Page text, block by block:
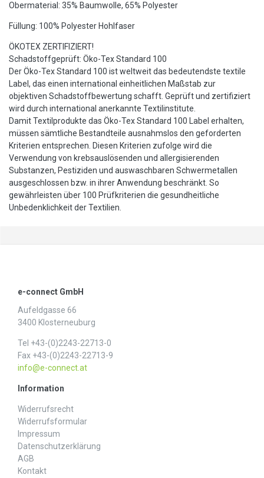
Obermaterial: 35% Baumwolle, 65% Polyester
Füllung: 100% Polyester Hohlfaser
ÖKOTEX ZERTIFIZIERT!
Schadstoffgeprüft: Öko-Tex Standard 100
Der Öko-Tex Standard 100 ist weltweit das bedeutendste textile
Label, das einen international einheitlichen Maßstab zur
objektiven Schadstoffbewertung schafft. Geprüft und zertifiziert
wird durch international anerkannte Textilinstitute.
Damit Textilprodukte das Öko-Tex Standard 100 Label erhalten,
müssen sämtliche Bestandteile ausnahmslos den geforderten
Kriterien entsprechen. Diesen Kriterien zufolge wird die
Verwendung von krebsauslösenden und allergisierenden
Substanzen, Pestiziden und auswaschbaren Schwermetallen
ausgeschlossen bzw. in ihrer Anwendung beschränkt. So
gewährleisten über 100 Prüfkriterien die gesundheitliche
Unbedenklichkeit der Textilien.
e-connect GmbH
Aufeldgasse 66
3400 Klosterneuburg
Tel +43-(0)2243-22713-0
Fax +43-(0)2243-22713-9
info@e-connect.at
Information
Widerrufs­recht
Widerrufs­formular
Impressum
Daten­schutz­erklärung
AGB
Kontakt